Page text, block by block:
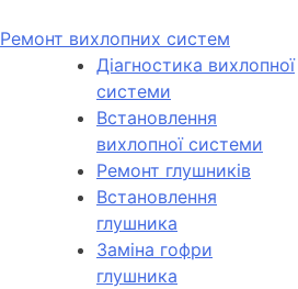
Ремонт вихлопних систем
Діагностика вихлопної
системи
Встановлення
вихлопної системи
Ремонт глушників
Встановлення
глушника
Заміна гофри
глушника